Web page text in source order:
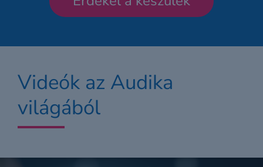
Videók az Audika
világából